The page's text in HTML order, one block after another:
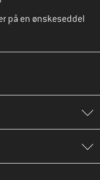
på en ønskeseddel